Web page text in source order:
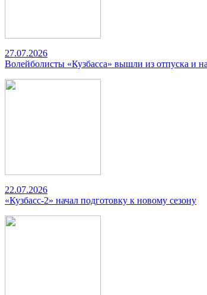
27.07.2026
Волейболисты «Кузбасса» вышли из отпуска и
22.07.2026
«Кузбасс-2» начал подготовку к новому сезону